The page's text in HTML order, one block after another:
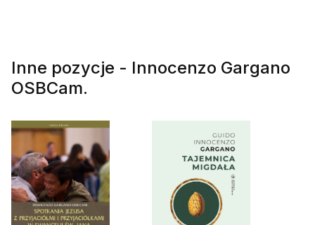
Inne pozycje - Innocenzo Gargano
OSBCam.